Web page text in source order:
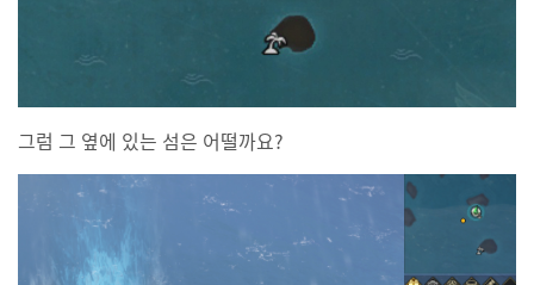
그럼 그 옆에 있는 섬은 어떨까요?